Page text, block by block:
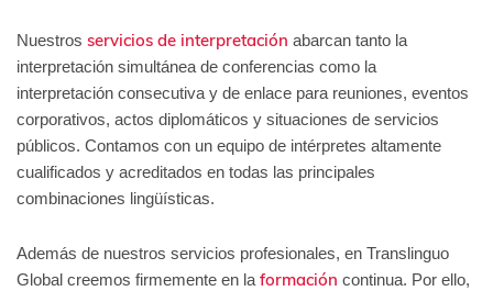
Nuestros servicios de interpretación abarcan tanto la
interpretación simultánea de conferencias como la
interpretación consecutiva y de enlace para reuniones, eventos
corporativos, actos diplomáticos y situaciones de servicios
públicos. Contamos con un equipo de intérpretes altamente
cualificados y acreditados en todas las principales
combinaciones lingüísticas.
Además de nuestros servicios profesionales, en Translinguo
Global creemos firmemente en la formación continua. Por ello,